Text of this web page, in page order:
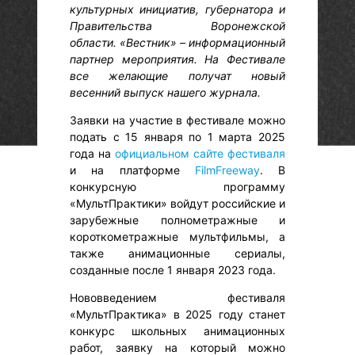
культурных инициатив, губернатора и
Правительства Воронежской
области. «Вестник» – информационный
партнер мероприятия. На Фестивале
все желающие получат новый
весенний выпуск нашего журнала.
Заявки на участие в фестивале можно
подать с 15 января по 1 марта 2025
года на официальном сайте фестиваля
и на платформе FilmFreeway. В
конкурсную программу
«МультПрактики» войдут российские и
зарубежные полнометражные и
короткометражные мультфильмы, а
также анимационные сериалы,
созданные после 1 января 2023 года.
Нововведением фестиваля
«МультПрактика» в 2025 году станет
конкурс школьных анимационных
работ, заявку на который можно